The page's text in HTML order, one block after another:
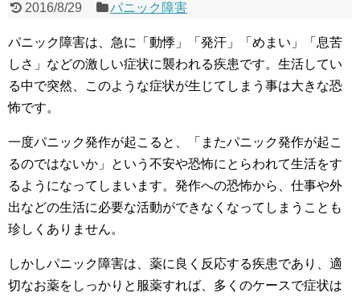
2016/8/29 パニック障害
パニック障害は、急に「動悸」「発汗」「めまい」「息苦
しさ」などの激しい症状に襲われる疾患です。生活してい
る中で突然、このような症状が生じてしまう事は大きな恐
怖です。
一度パニック発作が起こると、「またパニック発作が起こ
るのではないか」という不安や恐怖にとらわれて生活をす
るようになってしまいます。発作への恐怖から、仕事や外
出などの生活に必要な活動ができなくなってしまうことも
珍しくありません。
しかしパニック障害は、薬に良く反応する疾患であり、適
切なお薬をしっかりと服薬すれば、多くのケースで症状は